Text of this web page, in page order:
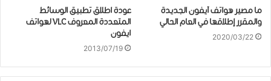
ما مصير ﻫﻮﺍﺗﻒ آﻳﻔﻮﻥ الجديدة
والمقرر إطلاقها في العام الحالي
2020/03/22
عودة اطلاق تطبيق الوسائط
المتعددة المعروف VLC لهواتف
ايفون
2013/07/19